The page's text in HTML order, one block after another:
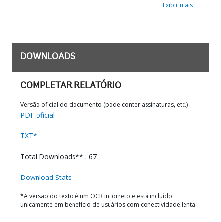
Exibir mais
DOWNLOADS
COMPLETAR RELATÓRIO
Versão oficial do documento (pode conter assinaturas, etc.)
PDF oficial
TXT*
Total Downloads** : 67
Download Stats
*A versão do texto é um OCR incorreto e está incluído
unicamente em benefício de usuários com conectividade lenta.